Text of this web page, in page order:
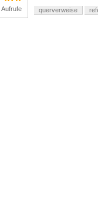
Aufrufe querverweise